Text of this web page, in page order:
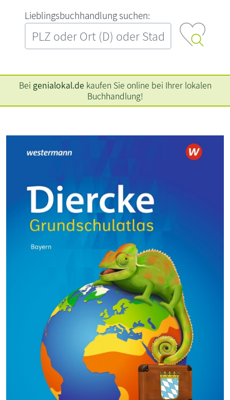
L‍i‍e‍b‍l‍i‍n‍g‍s‍b‍u‍c‍h‍h‍a‍n‍d‍l‍u‍n‍g‍ ‍s‍u‍c‍h‍e‍n‍:‍
Bei genialokal.de kaufen Sie online bei Ihrer lokalen
Buchhandlung!